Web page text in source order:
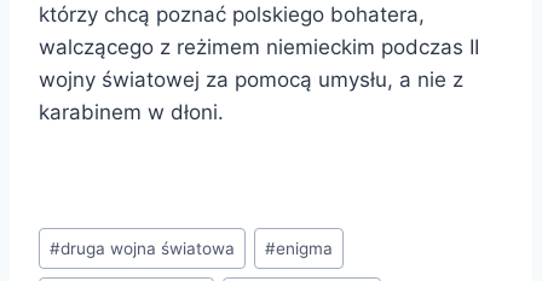
którzy chcą poznać polskiego bohatera,
walczącego z reżimem niemieckim podczas II
wojny światowej za pomocą umysłu, a nie z
karabinem w dłoni.
Tagi
wpisu:
#druga wojna światowa #enigma